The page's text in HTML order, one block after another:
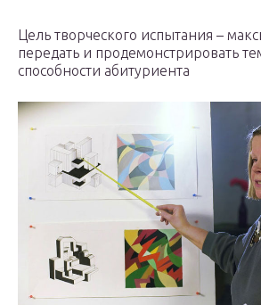
Цель творческого испытания –
передать и продемонстрировать
способности абитуриента